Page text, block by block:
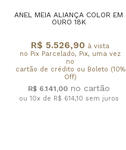
ANEL MEIA ALIANÇA COLOR EM
OURO 18K
R$ 5.526,90 à vista
no Pix Parcelado, Pix, uma vez
no
cartão de crédito ou Boleto (10%
Off)
R$ 6.141,00
ou 10x de R$ 614,10 sem juros